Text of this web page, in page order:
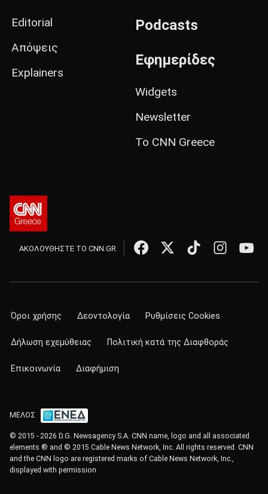
Editorial
Απόψεις
Explainers
Podcasts
Εφημερίδες
Widgets
Newsletter
Το CNN Greece
ΑΚΟΛΟΥΘΗΣΤΕ ΤΟ CNN.GR
Όροι χρήσης Δεοντολογία Ρυθμίσεις Cookies
Δήλωση εχεμύθειας Πολιτική κατά της Διαφθοράς
Επικοινωνία Διαφήμιση
ΜΕΛΟΣ
© 2015 - 2026 D.G. Newsagency S.A. CNN name, logo and all associated
elements ® and © 2015 Cable News Network, Inc. All rights reserved. CNN
and the CNN logo are registered marks of Cable News Network, Inc.,
displayed with permission